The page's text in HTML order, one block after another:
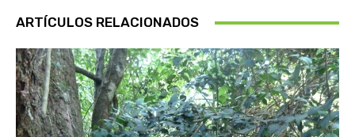
ARTÍCULOS RELACIONADOS